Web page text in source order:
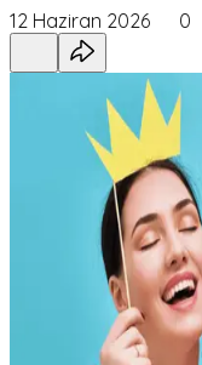
12 Haziran 2026 0